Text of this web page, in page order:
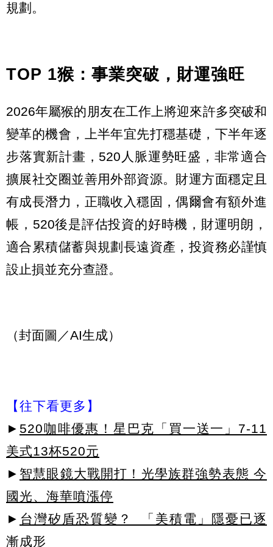
規劃。
TOP 1猴：事業突破，財運強旺
2026年屬猴的朋友在工作上將迎來許多突破和
變革的機會，上半年宜先打穩基礎，下半年逐
步落實新計畫，520人脈運勢旺盛，非常適合
擴展社交圈並善用外部資源。財運方面穩定且
有成長潛力，正職收入穩固，偶爾會有額外進
帳，520後是評估投資的好時機，財運明朗，
適合累積儲蓄與規劃長遠資產，投資務必謹慎
設止損並充分查證。
（封面圖／AI生成）
【往下看更多】
► 520咖啡優惠！星巴克「買一送一」7-11
美式13杯520元
► 智慧眼鏡大戰開打！光學族群強勢表態 今
國光、海華噴漲停
► 台灣矽盾恐質變？ 「美積電」隱憂已逐
漸成形